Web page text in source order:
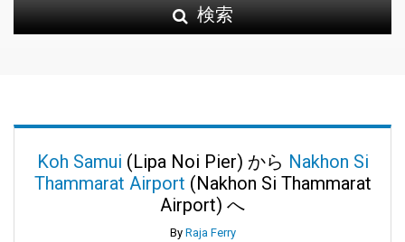
検索
Koh Samui (Lipa Noi Pier) から Nakhon Si
Thammarat Airport (Nakhon Si Thammarat
Airport) へ
By Raja Ferry